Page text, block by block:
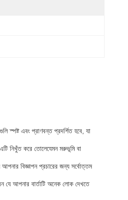
স্পষ্ট এবং প্রাণবন্ত প্রদর্শিত হবে, যা
নিখুঁত করে তোলেযেমন মরুভূমি বা
বিজ্ঞাপন প্রচারের জন্য সর্বোত্তম
যে আপনার বার্তাটি অনেক লোক দেখতে